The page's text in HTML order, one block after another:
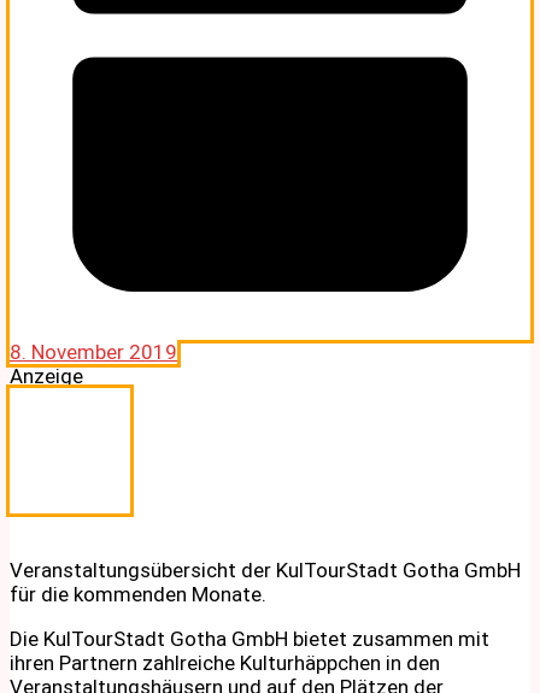
8. November 2019
Anzeige
Veranstaltungsübersicht der KulTourStadt Gotha GmbH
für die kommenden Monate.
Die KulTourStadt Gotha GmbH bietet zusammen mit
ihren Partnern zahlreiche Kulturhäppchen in den
Veranstaltungshäusern und auf den Plätzen der